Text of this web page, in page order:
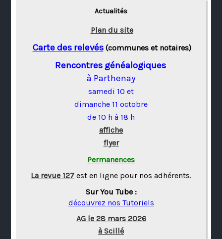
Actualités
Plan du site
Carte des relevés(communes et notaires)
Rencontres généalogiques
à Parthenay
samedi 10 et
dimanche 11 octobre
de 10 h à 18 h
affiche
flyer
Permanences
La revue 127 est en ligne pour nos adhérents.
Sur You Tube :
découvrez nos Tutoriels
AG le 28 mars 2026
à Scillé